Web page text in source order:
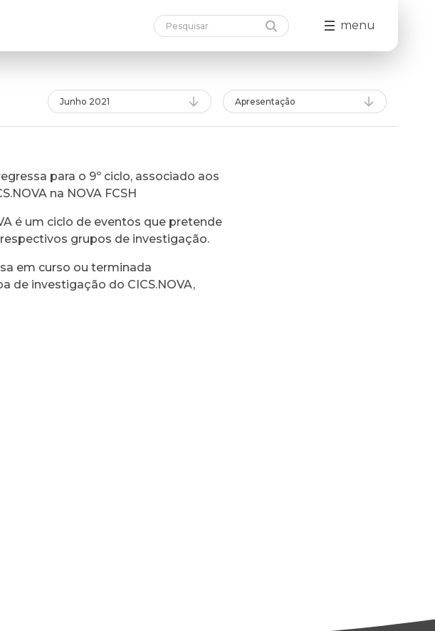
menu
Junho 2021 Apresentação
para o 9º ciclo, associado aos
na NOVA FCSH
é um ciclo de eventos que pretende
grupos de investigação.
em curso ou terminada
de investigação do CICS.NOVA,